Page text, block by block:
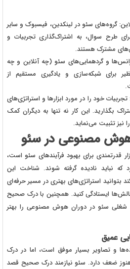
گروه‌های سئو در لینکدین، فیسبوک و سایر
طرح سوال، به اشتراک‌گذاری تجربیات و
مشترک هستند.
و گردهمایی‌های سئو (چه آنلاین و چه
برای شبکه‌سازی و یادگیری مستقیم از
تجربیات خود را در مورد ابزارها و استراتژی‌های
بگذارید. این کار نه تنها به دیگران کمک
نیز تثبیت می‌نماید.
مصنوعی در سئو
قدرتمندی برای بهبود فرآیندهای سئو است،
نباید نادیده گرفته شوند. شناخت این
استراتژی‌های بهتری در مسیر حرفه‌ای
ایستادگی کنید. همچنین با درک صحیح
شغلی سئو در دوران هوش مصنوعی را بهتر
عمیق
و تصاویر بسیار موفق است، اما در درک
ضعف دارد. سئو نیازمند درک صحیح قصد